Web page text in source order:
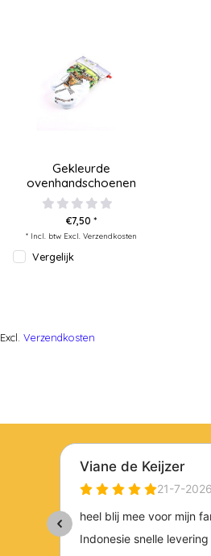
Gekleurde
ovenhandschoenen
€7,50 *
* Incl. btw Excl. Verzendkosten
Vergelijk
Excl. Verzendkosten